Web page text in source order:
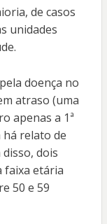
de casos
unidades
doença no
atraso (uma
apenas a 1ª
há relato de
dois
faixa etária
50 e 59